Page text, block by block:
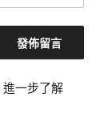
進一步了解